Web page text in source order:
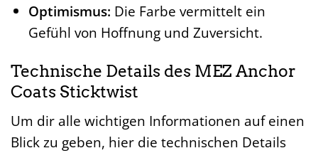
Optimismus: Die Farbe vermittelt ein
Gefühl von Hoffnung und Zuversicht.
Technische Details des MEZ Anchor
Coats Sticktwist
Um dir alle wichtigen Informationen auf einen
Blick zu geben, hier die technischen Details